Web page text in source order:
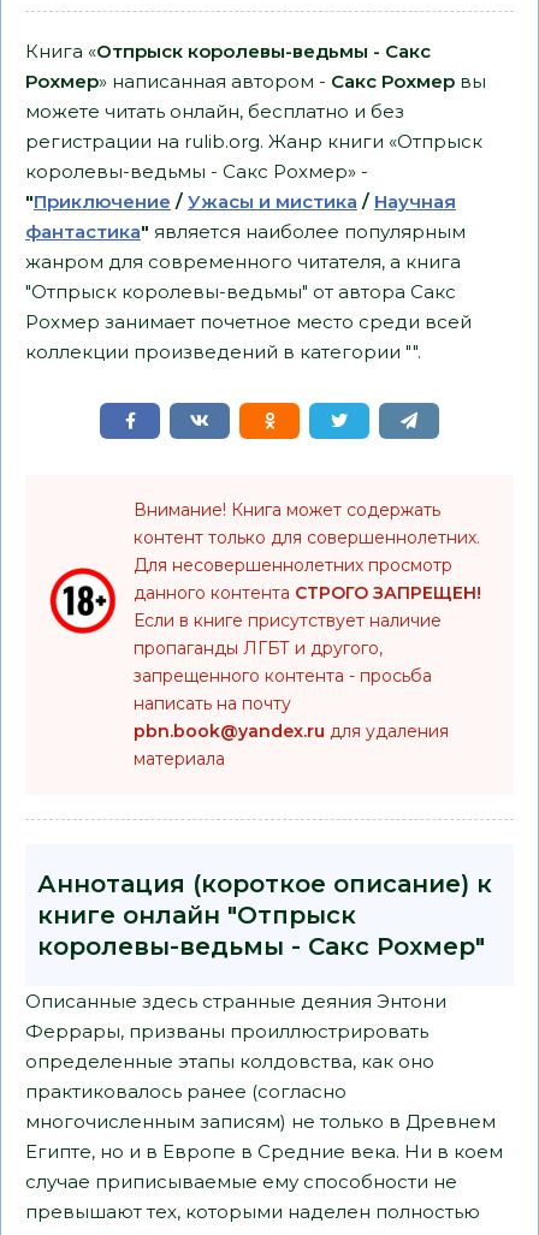
Книга «Отпрыск королевы-ведьмы - Сакс
Рохмер» написанная автором - Сакс Рохмер вы
можете читать онлайн, бесплатно и без
регистрации на rulib.org. Жанр книги «Отпрыск
королевы-ведьмы - Сакс Рохмер» -
"Приключение / Ужасы и мистика / Научная
фантастика" является наиболее популярным
жанром для современного читателя, а книга
"Отпрыск королевы-ведьмы" от автора Сакс
Рохмер занимает почетное место среди всей
коллекции произведений в категории "".
Внимание! Книга может содержать
контент только для совершеннолетних.
Для несовершеннолетних просмотр
данного контента СТРОГО ЗАПРЕЩЕН!
Если в книге присутствует наличие
пропаганды ЛГБТ и другого,
запрещенного контента - просьба
написать на почту
pbn.book@yandex.ru для удаления
материала
Аннотация (короткое описание) к
книге онлайн "Отпрыск
королевы-ведьмы - Сакс Рохмер"
Описанные здесь странные деяния Энтони
Феррары, призваны проиллюстрировать
определенные этапы колдовства, как оно
практиковалось ранее (согласно
многочисленным записям) не только в Древнем
Египте, но и в Европе в Средние века. Ни в коем
случае приписываемые ему способности не
превышают тех, которыми наделен полностью